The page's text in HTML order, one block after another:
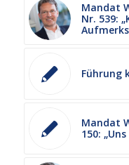
Mandat
Nr. 539:
Führung
Mandat
150: